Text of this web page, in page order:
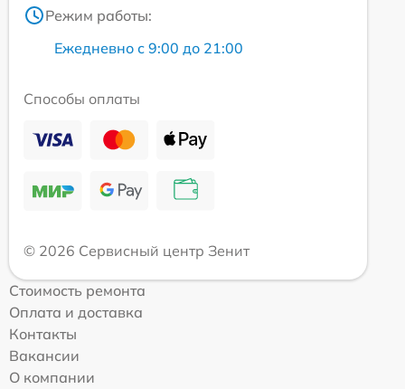
Режим работы:
Ежедневно с 9:00 до 21:00
Способы оплаты
© 2026 Сервисный центр Зенит
Стоимость ремонта
Оплата и доставка
Контакты
Вакансии
О компании